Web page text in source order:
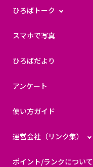
ひろばトーク
スマホで写真
ひろばだより
アンケート
使い方ガイド
運営会社（リンク集）
ポイント/ランクについて